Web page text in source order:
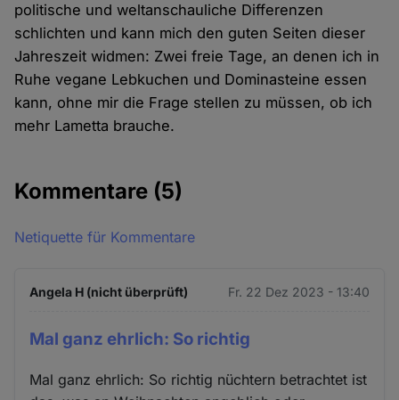
politische und weltanschauliche Differenzen
schlichten und kann mich den guten Seiten dieser
Jahreszeit widmen: Zwei freie Tage, an denen ich in
Ruhe vegane Lebkuchen und Dominasteine essen
kann, ohne mir die Frage stellen zu müssen, ob ich
mehr Lametta brauche.
Kommentare (5)
Netiquette für Kommentare
Angela H (nicht überprüft) Fr. 22 Dez 2023 - 13:40
Mal ganz ehrlich: So richtig
Mal ganz ehrlich: So richtig nüchtern betrachtet ist